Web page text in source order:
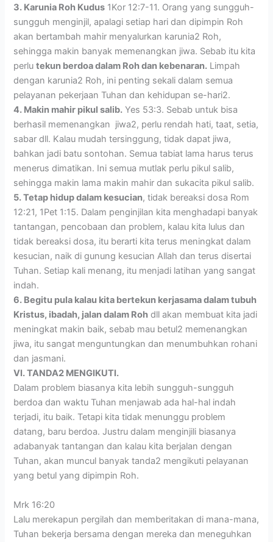
3. Karunia Roh Kudus 1Kor 12:7-11. Orang yang sungguh-
sungguh menginjil, apalagi setiap hari dan dipimpin Roh
akan bertambah mahir menyalurkan karunia2 Roh,
sehingga makin banyak memenangkan jiwa. Sebab itu kita
perlutekun berdoa dalam Roh dan kebenaran. Limpah
dengan karunia2 Roh, ini penting sekali dalam semua
pelayanan pekerjaan Tuhan dan kehidupan se-hari2.
4. Makin mahir pikul salib. Yes 53:3. Sebab untuk bisa
berhasil memenangkan jiwa2, perlu rendah hati, taat, setia,
sabar dll. Kalau mudah tersinggung, tidak dapat jiwa,
bahkan jadi batu sontohan. Semua tabiat lama harus terus
menerus dimatikan. Ini semua mutlak perlu pikul salib,
sehingga makin lama makin mahir dan sukacita pikul salib.
5. Tetap hidup dalam kesucian, tidak bereaksi dosa Rom
12:21, 1Pet 1:15. Dalam penginjilan kita menghadapi banyak
tantangan, pencobaan dan problem, kalau kita lulus dan
tidak bereaksi dosa, itu berarti kita terus meningkat dalam
kesucian, naik di gunung kesucian Allah dan terus disertai
Tuhan. Setiap kali menang, itu menjadi latihan yang sangat
indah.
6. Begitu pula kalau kita bertekun kerjasama dalam tubuh
Kristus, ibadah, jalan dalam Roh dll akan membuat kita jadi
meningkat makin baik, sebab mau betul2 memenangkan
jiwa, itu sangat menguntungkan dan menumbuhkan rohani
dan jasmani.
VI. TANDA2 MENGIKUTI.
Dalam problem biasanya kita lebih sungguh-sungguh
berdoa dan waktu Tuhan menjawab ada hal-hal indah
terjadi, itu baik. Tetapi kita tidak menunggu problem
datang, baru berdoa. Justru dalam menginjili biasanya
adabanyak tantangan dan kalau kita berjalan dengan
Tuhan, akan muncul banyak tanda2 mengikuti pelayanan
yang betul yang dipimpin Roh.
Mrk 16:20
Lalu merekapun pergilah dan memberitakan di mana-mana,
Tuhan bekerja bersama dengan mereka dan meneguhkan